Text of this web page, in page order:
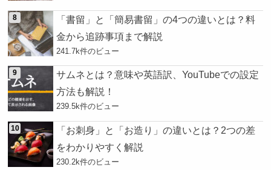
「書留」と「簡易書留」の4つの違いとは？料
金から追跡事項まで解説
241.7k件のビュー
サムネとは？意味や英語訳、YouTubeでの設定
方法も解説！
239.5k件のビュー
「お刺身」と「お造り」の違いとは？2つの差
をわかりやすく解説
230.2k件のビュー